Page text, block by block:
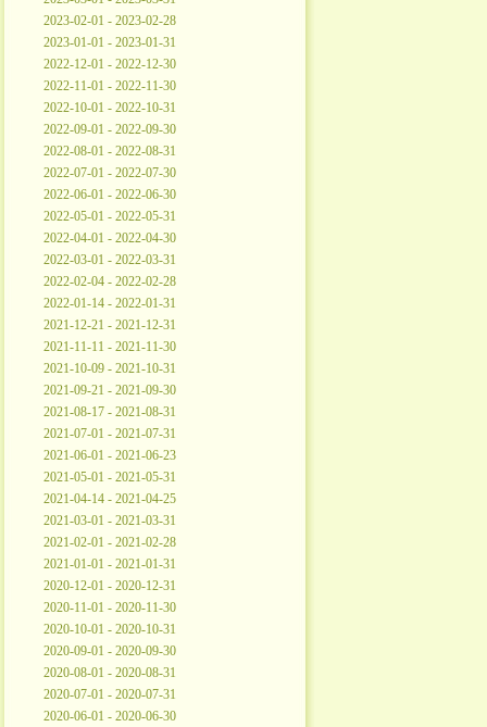
2023-02-01 - 2023-02-28
2023-01-01 - 2023-01-31
2022-12-01 - 2022-12-30
2022-11-01 - 2022-11-30
2022-10-01 - 2022-10-31
2022-09-01 - 2022-09-30
2022-08-01 - 2022-08-31
2022-07-01 - 2022-07-30
2022-06-01 - 2022-06-30
2022-05-01 - 2022-05-31
2022-04-01 - 2022-04-30
2022-03-01 - 2022-03-31
2022-02-04 - 2022-02-28
2022-01-14 - 2022-01-31
2021-12-21 - 2021-12-31
2021-11-11 - 2021-11-30
2021-10-09 - 2021-10-31
2021-09-21 - 2021-09-30
2021-08-17 - 2021-08-31
2021-07-01 - 2021-07-31
2021-06-01 - 2021-06-23
2021-05-01 - 2021-05-31
2021-04-14 - 2021-04-25
2021-03-01 - 2021-03-31
2021-02-01 - 2021-02-28
2021-01-01 - 2021-01-31
2020-12-01 - 2020-12-31
2020-11-01 - 2020-11-30
2020-10-01 - 2020-10-31
2020-09-01 - 2020-09-30
2020-08-01 - 2020-08-31
2020-07-01 - 2020-07-31
2020-06-01 - 2020-06-30